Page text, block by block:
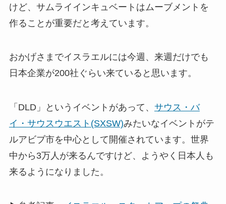
けど、サムライインキュベートはムーブメントを
作ることが重要だと考えています。
おかげさまでイスラエルには今週、来週だけでも
日本企業が200社ぐらい来ていると思います。
「DLD」というイベントがあって、 サウス・バ
イ・サウスウエスト(SXSW)みたいなイベントがテ
ルアビブ市を中心として開催されています。世界
中から3万人が来るんですけど、ようやく日本人も
来るようになりました。